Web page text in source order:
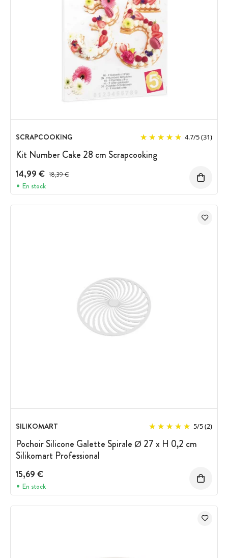
SCRAPCOOKING 4.7/5(31)
Kit Number Cake 28 cm Scrapcooking
14,99 € Prix avant réduction :
18,39 €
En stock
SILIKOMART 5/5(2)
Pochoir Silicone Galette Spirale Ø 27 x H 0,2 cm
Silikomart Professional
15,69 €
En stock